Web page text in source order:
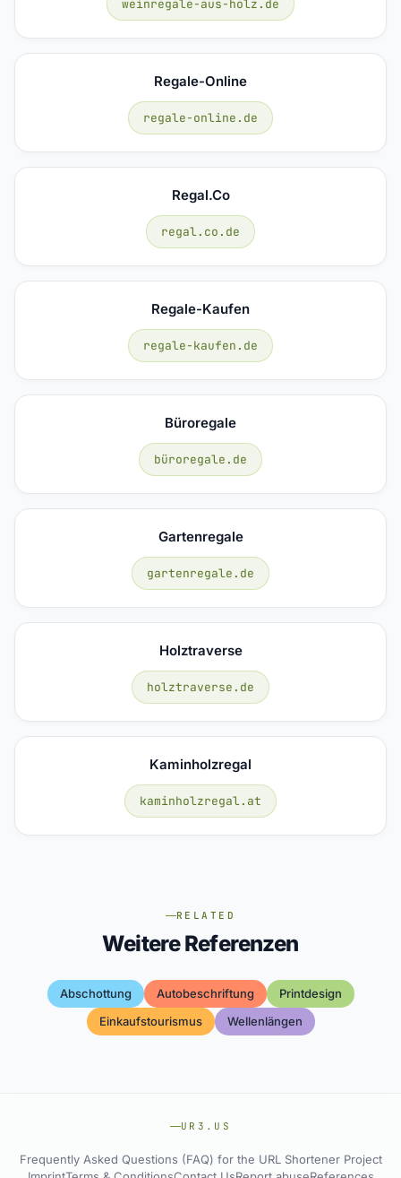
weinregale-aus-holz.de
Regale-Online
regale-online.de
Regal.co
regal.co.de
Regale-Kaufen
regale-kaufen.de
Büroregale
büroregale.de
Gartenregale
gartenregale.de
Holztraverse
holztraverse.de
Kaminholzregal
kaminholzregal.at
RELATED
Weitere Referenzen
Abschottung Autobeschriftung
Printdesign
Einkaufstourismus
Wellenlängen
UR3.US
Frequently Asked Questions (FAQ) for the URL Shortener Project